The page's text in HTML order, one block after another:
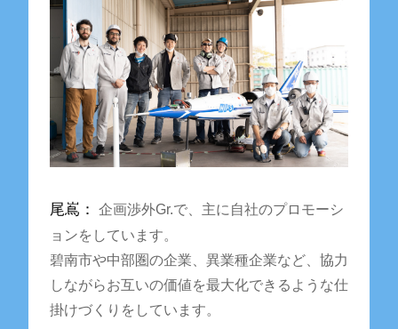
尾嶌：
企画渉外Gr.で、主に自社のプロモーシ
ョンをしています。
碧南市や中部圏の企業、異業種企業など、協力
しながらお互いの価値を最大化できるような仕
掛けづくりをしています。